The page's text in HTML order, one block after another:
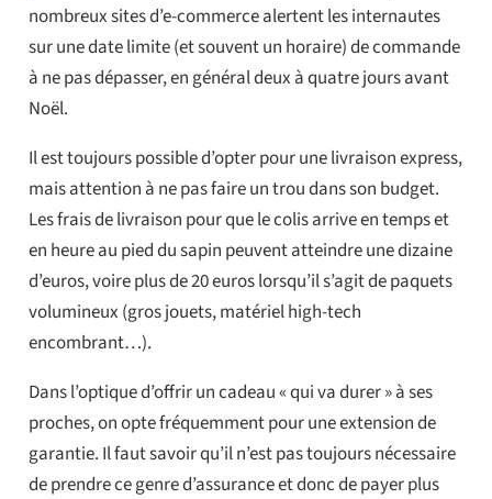
nombreux sites d’e-commerce alertent les internautes
sur une date limite (et souvent un horaire) de commande
à ne pas dépasser, en général deux à quatre jours avant
Noël.
Il est toujours possible d’opter pour une livraison express,
mais attention à ne pas faire un trou dans son budget.
Les frais de livraison pour que le colis arrive en temps et
en heure au pied du sapin peuvent atteindre une dizaine
d’euros, voire plus de 20 euros lorsqu’il s’agit de paquets
volumineux (gros jouets, matériel high-tech
encombrant…).
Dans l’optique d’offrir un cadeau « qui va durer » à ses
proches, on opte fréquemment pour une extension de
garantie. Il faut savoir qu’il n’est pas toujours nécessaire
de prendre ce genre d’assurance et donc de payer plus